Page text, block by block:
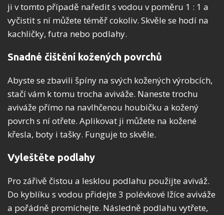
ji v tomto případě naředit s vodou v poměru 1 : 1 a
vyčistit s ní můžete téměř cokoliv. Skvěle se hodí na
kachličky, futra nebo podlahy.
Snadné čištění kožených povrchů
Abyste se zbavili špíny na svých kožených výrobcích,
stačí vám k tomu trocha aviváže. Naneste trochu
aviváže přímo na navlhčenou houbičku a kožený
povrch s ní otřete. Aplikovat ji můžete na kožené
křesla, boty i tašky. Funguje to skvěle.
Vyleštěte podlahy
Pro zářivě čistou a lesklou podlahu použijte aviváž.
Do kyblíku s vodou přidejte 3 polévkové lžíce aviváže
a pořádně promíchejte. Následně podlahu vytřete,